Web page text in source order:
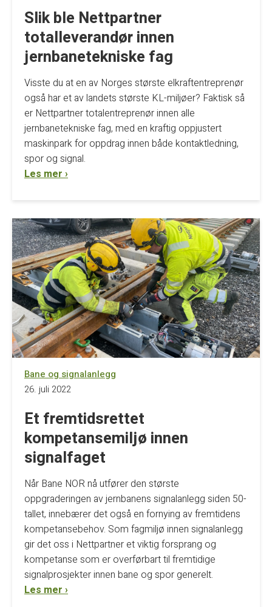
Slik ble Nettpartner
totalleverandør innen
jernbanetekniske fag
Visste du at en av Norges største elkraftentreprenør
også har et av landets største KL-miljøer? Faktisk så
er Nettpartner totalentreprenør innen alle
jernbanetekniske fag, med en kraftig oppjustert
maskinpark for oppdrag innen både kontaktledning,
spor og signal.
Les mer ›
Bane og signalanlegg
26. juli 2022
Et fremtidsrettet
kompetansemiljø innen
signalfaget
Når Bane NOR nå utfører den største
oppgraderingen av jernbanens signalanlegg siden 50-
tallet, innebærer det også en fornying av fremtidens
kompetansebehov. Som fagmiljø innen signalanlegg
gir det oss i Nettpartner et viktig forsprang og
kompetanse som er overførbart til fremtidige
signalprosjekter innen bane og spor generelt.
Les mer ›